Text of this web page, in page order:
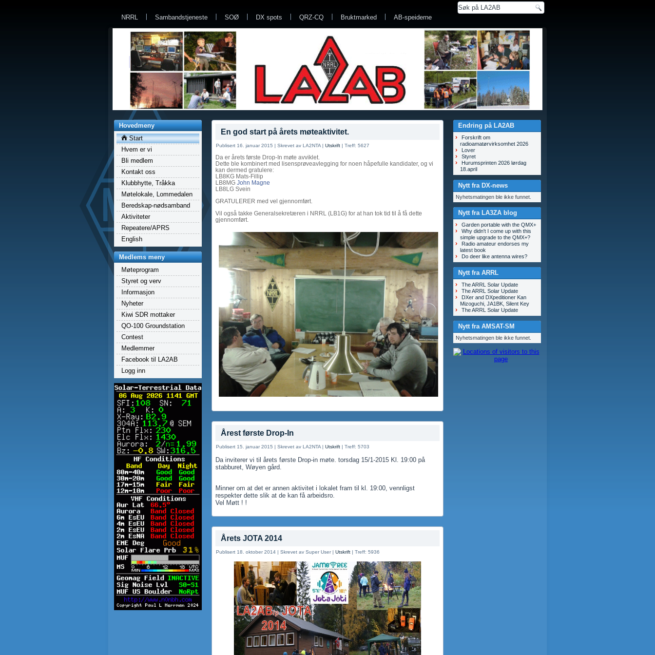
NRRL
Sambandstjeneste SOØ DX spots QRZ-CQ Bruktmarked AB-speiderne
Hovedmeny
Start
Hvem er vi
Bli medlem
Kontakt oss
Klubbhytte, Tråkka
Møtelokale, Lommedalen
Beredskap-nødsamband
Aktiviteter
Repeatere/APRS
English
Medlems meny
Møteprogram
Styret og verv
Informasjon
Nyheter
Kiwi SDR mottaker
QO-100 Groundstation
Contest
Medlemmer
Facebook til LA2AB
Logg inn
En god start på årets møteaktivitet.
Publisert 16. januar 2015 | Skrevet av LA2NTA | Utskrift | Treff: 5627
Da er årets første Drop-In møte avviklet.
Dette ble kombinert med lisensprøveavlegging for noen håpefulle kandidater, og vi
kan dermed gratulere:
LB8KG Mats-Fil lip
LB8MG John Magne
LB8LG Svein
GRATULERER med vel gjennomført.
Vil også takke Generalsekretæren i NRRL (LB1G) for at han tok tid til å få dette
gjennomført.
Årest første Drop-In
Publisert 15. januar 2015 | Skrevet av LA2NTA | Utskrift | Treff: 5703
Da inviterer vi til årets første Drop-in møte. torsdag 15/1-2015 Kl. 19:00 på
stabburet, Wøyen gård.
Minner om at det er annen aktivitet i lokalet fram til kl. 19:00, vennligst
respekter dette slik at de kan få arbeidsro.
Vel Møtt ! !
Årets JOTA 2014
Publisert 18. oktober 2014 | Skrevet av Super User| Utskrift | Treff: 5936
Endring på LA2AB
Forskrift om
radioamatørvirksomhet 2026
Lover
Styret
Hurumsprinten 2026 lørdag
18.april
Nytt fra DX-news
Nyhetsmatingen ble ikke funnet.
Nytt fra LA3ZA blog
Garden portable with the QMX+
Why didn't I come up with this
simple upgrade to the QMX+?
Radio amateur endorses my
latest book
Do deer like antenna wires?
Nytt fra ARRL
The ARRL Solar Update
The ARRL Solar Update
DXer and DXpeditioner Kan
Mizoguchi, JA1BK, Silent Key
The ARRL Solar Update
Nytt fra AMSAT-SM
Nyhetsmatingen ble ikke funnet.